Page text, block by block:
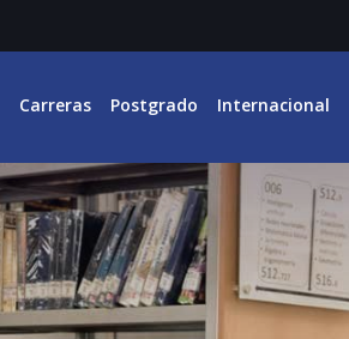
Carreras Postgrado Internacional